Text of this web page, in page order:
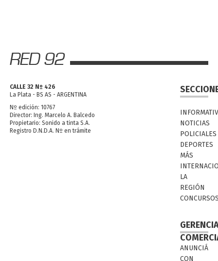
CALLE 32 Nº 426
La Plata - BS AS - ARGENTINA
Nº edición: 10767
Director: Ing. Marcelo A. Balcedo
Propietario: Sonido a tinta S.A.
Registro D.N.D.A. Nº en trámite
NOTICIAS
POLICIALES
DEPORTES
MÁS
LA
REGIÓN
ANUNCIÁ
CON